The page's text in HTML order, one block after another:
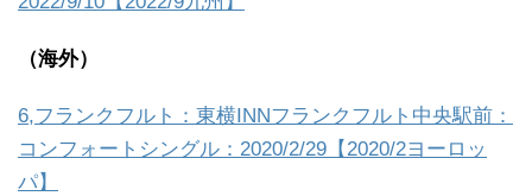
（海外）
6,フランクフルト：東横INNフランクフルト中央駅前：
コンフォートシングル：2020/2/29【2020/2ヨーロッ
パ】